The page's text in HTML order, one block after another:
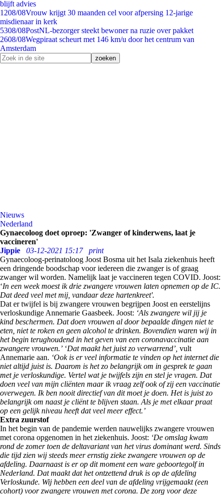
blijft advies
1208/08Vrouw krijgt 30 maanden cel voor afpersing 12-jarige
misdienaar in kerk
5308/08PostNL-bezorger steekt bewoner na ruzie over pakket
2608/08Wegpiraat scheurt met 146 km/u door het centrum van
Amsterdam
Nieuws
Nederland
Gynaecoloog doet oproep: 'Zwanger of kinderwens, laat je
vaccineren'
Jippie
03-12-2021 15:17
print
Gynaecoloog-perinatoloog Joost Bosma uit het Isala ziekenhuis heeft
een dringende boodschap voor iedereen die zwanger is of graag
zwanger wil worden. Namelijk laat je vaccineren tegen COVID. Joost:
‘In een week moest ik drie zwangere vrouwen laten opnemen op de IC.
Dat deed veel met mij, vandaar deze hartenkreet'.
Dat er twijfel is bij zwangere vrouwen begrijpen Joost en eerstelijns
verloskundige Annemarie Gaasbeek. Joost: ‘Als zwangere wil jij je
kind beschermen. Dat doen vrouwen al door bepaalde dingen niet te
eten, niet te roken en geen alcohol te drinken. Bovendien waren wij in
het begin terughoudend in het geven van een coronavaccinatie aan
zwangere vrouwen.’ ‘Dat maakt het juist zo verwarrend’, vult
Annemarie aan. ‘Ook is er veel informatie te vinden op het internet die
niet altijd juist is. Daarom is het zo belangrijk om in gesprek te gaan
met je verloskundige. Vertel wat je twijfels zijn en stel je vragen. Dat
doen veel van mijn cliënten maar ik vraag zelf ook of zij een vaccinatie
overwegen. Ik ben nooit directief van dit moet je doen. Het is juist zo
belangrijk om naast je cliënt te blijven staan. Als je met elkaar praat
op een gelijk niveau heeft dat veel meer effect.’
Extra zuurstof
In het begin van de pandemie werden nauwelijks zwangere vrouwen
met corona opgenomen in het ziekenhuis. Joost: ‘De omslag kwam
rond de zomer toen de deltavariant van het virus dominant werd. Sinds
die tijd zien wij steeds meer ernstig zieke zwangere vrouwen op de
afdeling. Daarnaast is er op dit moment een ware geboortegolf in
Nederland. Dat maakt dat het ontzettend druk is op de afdeling
Verloskunde. Wij hebben een deel van de afdeling vrijgemaakt (een
cohort) voor zwangere vrouwen met corona. De zorg voor deze